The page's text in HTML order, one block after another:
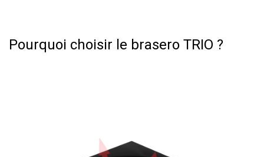
Pourquoi choisir le brasero TRIO ?